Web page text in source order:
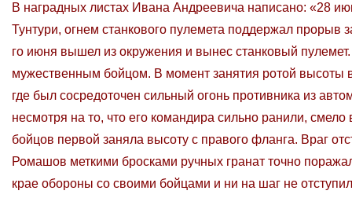
В наградных листах Ивана Андреевича написано: «28
Тунтури, огнем станкового пулемета поддержал прорыв
го июня вышел из окружения и вынес станковый
мужественным бойцом. В момент занятия ротой высоты
где был сосредоточен сильный огонь противника из
несмотря на то, что его командира сильно ранили,
бойцов первой заняла высоту с правого фланга. Враг
Ромашов меткими бросками ручных гранат точно
крае обороны со своими бойцами и ни на шаг не